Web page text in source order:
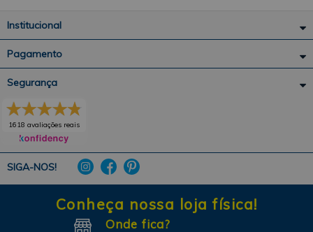
Institucional
Pagamento
SIGA-NOS!
Segurança
1618 avaliações reais
Conheça nossa loja física!
Onde fica?